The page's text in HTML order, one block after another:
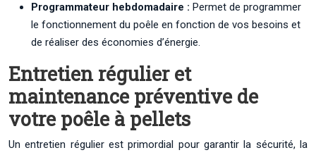
Programmateur hebdomadaire : Permet de programmer
le fonctionnement du poêle en fonction de vos besoins et
de réaliser des économies d’énergie.
Entretien régulier et
maintenance préventive de
votre poêle à pellets
Un entretien régulier est primordial pour garantir la sécurité, la